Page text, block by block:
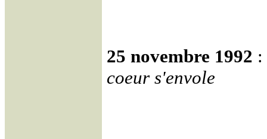
25 novembre 1992
coeur s'envole